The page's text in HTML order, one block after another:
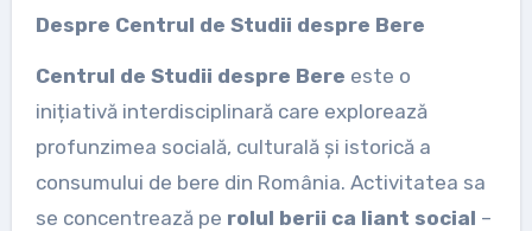
Despre Centrul de Studii despre Bere
Centrul de Studii despre Bere este o
inițiativă interdisciplinară care explorează
profunzimea socială, culturală și istorică a
consumului de bere din România. Activitatea sa
se concentrează pe rolul berii ca liant social –